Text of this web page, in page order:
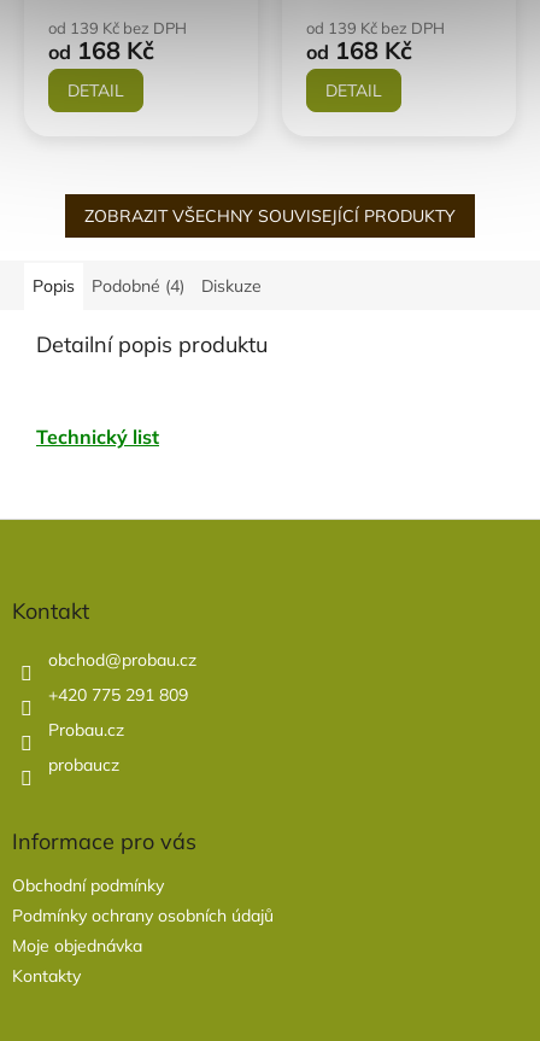
od 139 Kč bez DPH
od 168 Kč
DETAIL
od 139 Kč bez DPH
od 168 Kč
DETAIL
ZOBRAZIT VŠECHNY SOUVISEJÍCÍ PRODUKTY
Popis Podobné (4) Diskuze
Detailní popis produktu
Technický list
Z
Kontakt
obchod@probau.cz
+420 775 291 809
Probau.cz
probaucz
Informace pro vás
Obchodní podmínky
Podmínky ochrany osobních údajů
Moje objednávka
Kontakty